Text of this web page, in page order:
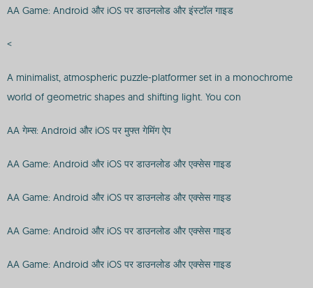
AA Game: Android और iOS पर डाउनलोड और इंस्टॉल गाइड
<
A minimalist, atmospheric puzzle-platformer set in a monochrome
world of geometric shapes and shifting light. You con
AA गेम्स: Android और iOS पर मुफ्त गेमिंग ऐप
AA Game: Android और iOS पर डाउनलोड और एक्सेस गाइड
AA Game: Android और iOS पर डाउनलोड और एक्सेस गाइड
AA Game: Android और iOS पर डाउनलोड और एक्सेस गाइड
AA Game: Android और iOS पर डाउनलोड और एक्सेस गाइड